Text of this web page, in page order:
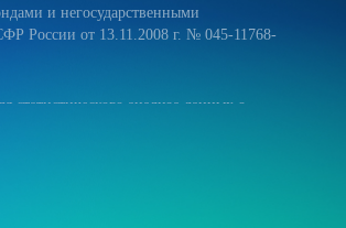
и негосударственными
России от 13.11.2008 г. № 045-11768-
анализа данных о
Если вы не хотите использовать